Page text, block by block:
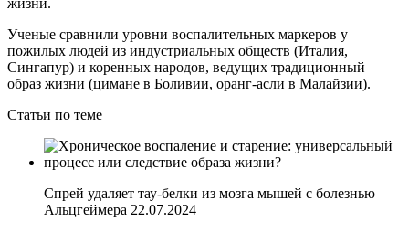
Ученые сравнили уровни воспалительных маркеров у
пожилых людей из индустриальных обществ (Италия,
Сингапур) и коренных народов, ведущих традиционный
образ жизни (цимане в Боливии, оранг-асли в Малайзии).
Статьи по теме
Спрей удаляет тау-белки из мозга мышей с болезнью
Альцгеймера 22.07.2024